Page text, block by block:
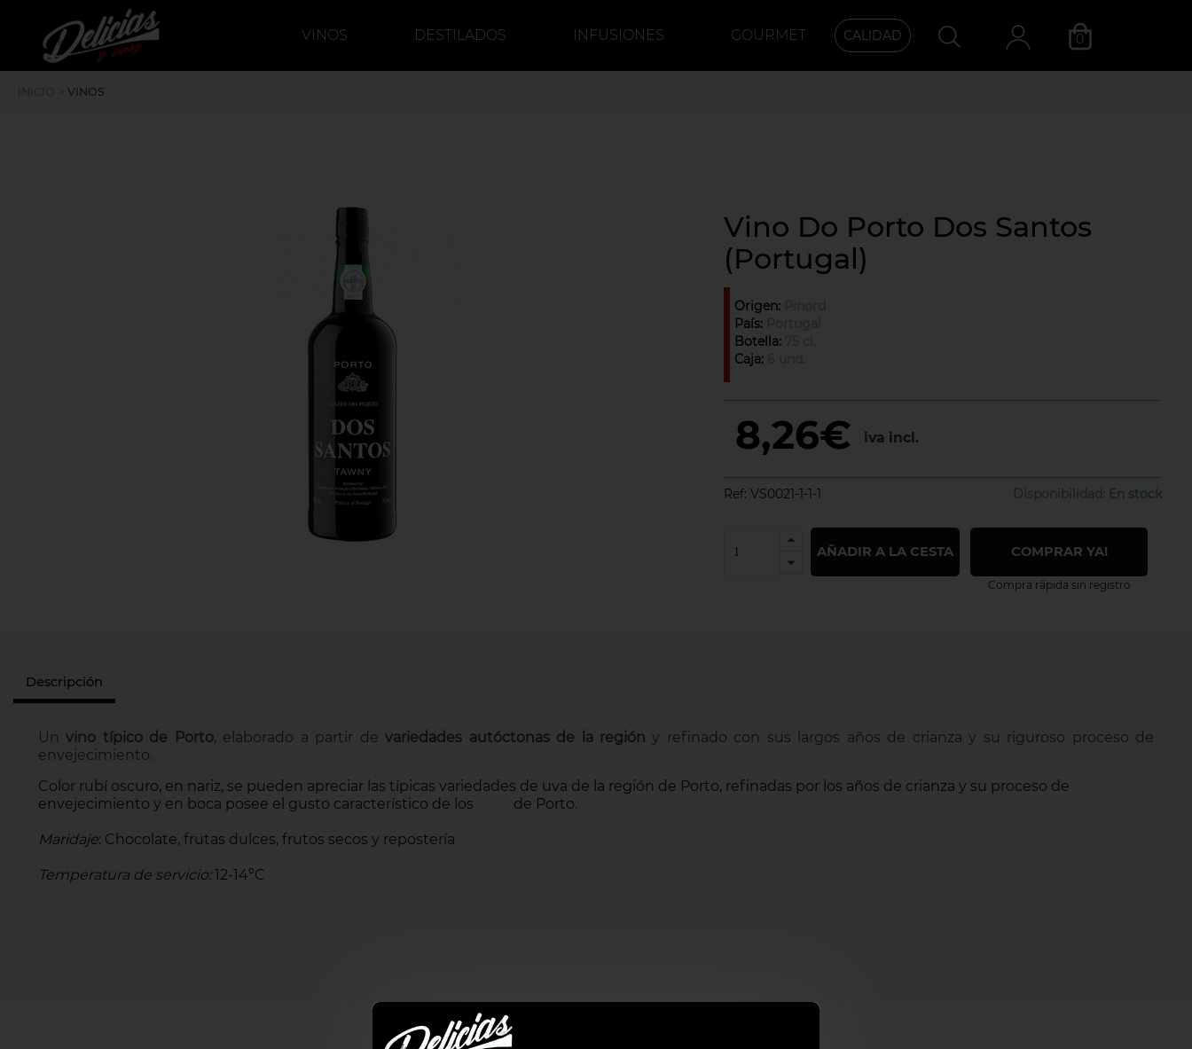
deliciasyvinos
VINOS DESTILADOS INFUSIONES
GOURMET
CALIDAD 0
VINOS
Vino Do Porto Dos Santos
(Portugal)
Origen:
País:
Botella:
Caja:
8,26€ iva incl.
En stock
Ref: VS0021-1-1-1
AÑADIR A LA CESTA COMPRAR YA!
Compra rápida sin registro
Descripción
Unvino típico de Porto, elaborado a partir devariedades autóctonas de la región y refinado con sus largos años de crianza y su riguroso proceso de
envejecimiento.
Color rubí oscuro, en nariz, se pueden apreciar las típicas variedades de uva de la región de Porto, refinadas por los años de crianza y su proceso de
envejecimiento y en boca posee el gusto característico de los
de Porto.
Maridaje: Chocolate, frutas dulces, frutos secos y repostería
Temperatura de servicio:12-14ºC